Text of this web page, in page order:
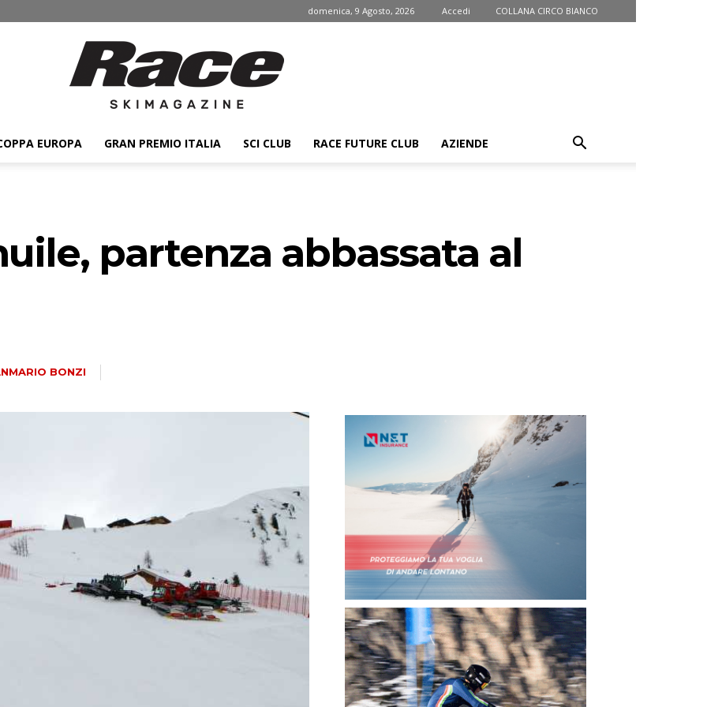
domenica, 9 Agosto, 2026 Accedi COLLANA CIRCO BIANCO
ski
EUROPA GRAN PREMIO ITALIA SCI CLUB RACE FUTURE CLUB AZIENDE
partenza abbassata al
BONZI